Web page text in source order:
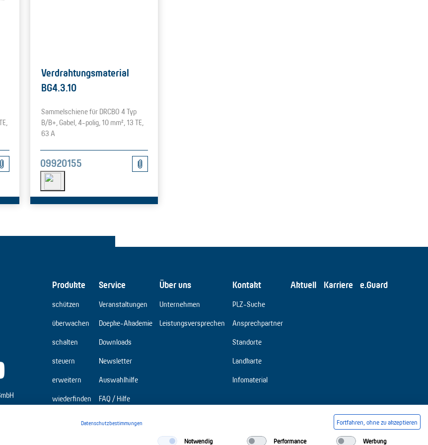
Verdrahtungsmaterial
BG4.3.10
Sammelschiene für DRCBO 4 Typ
B/B+, Gabel, 4-polig, 10 mm², 13 TE,
63 A
09920155
Produkte
schützen
überwachen
schalten
steuern
erweitern
wiederfinden
Service
Veranstaltungen
Doepke-Akademie
Downloads
Newsletter
Auswahlhilfe
FAQ / Hilfe
Über uns
Unternehmen
Leistungsversprechen
Kontakt
PLZ-Suche
Ansprechpartner
Standorte
Landkarte
Infomaterial
Aktuell Karriere e.Guard
Fortfahren, ohne zu akzeptieren
Datenschutzbestimmungen
Notwendig Performance Werbung